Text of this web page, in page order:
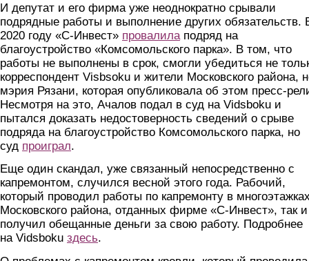
И депутат и его фирма уже неоднократно срывали
подрядные работы и выполнение других обязательств.
2020 году «С-Инвест» провалилаподряд на
благоустройство «Комсомольского парка». В том, что
работы не выполнены в срок, смогли убедиться не
корреспондент Visbsoku и жители Московского района,
мэрия Рязани, которая опубликовала об этом пресс-
Несмотря на это, Ачалов подал в суд на Vidsboku и
пытался доказать недостоверность сведений о срыве
подряда на благоустройство Комсомольского парка, но
суд проиграл.
Еще один скандал, уже связанный непосредственно с
капремонтом, случился весной этого года. Рабочий,
который проводил работы по капремонту в
Московского района, отданных фирме «С-Инвест», так
получил обещанные деньги за свою работу. Подробнее
на Vidsboku здесь.